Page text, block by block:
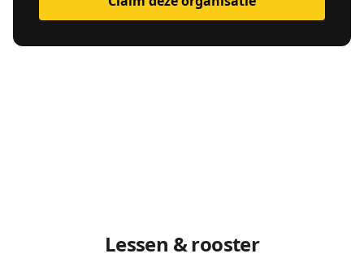
Lessen & rooster